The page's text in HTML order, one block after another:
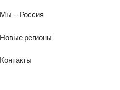
Мы – Россия
Новые регионы
Контакты